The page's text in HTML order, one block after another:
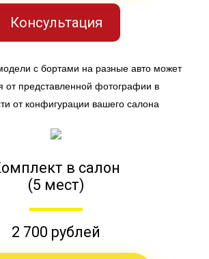
Консультация
с бортами на разные авто может
от представленной фотографии в
от конфигурации вашего салона
в салон
(5 мест)
2 700 рублей